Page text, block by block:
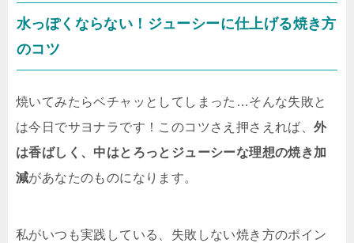
水っぽくならない！ジューシーに仕上げる焼き方
のコツ
焼いてみたらベチャッとしてしまった…そんな失敗と
は今日でサヨナラです！このコツさえ押さえれば、外
は香ばしく、中はとろっとジューシーな理想の焼き加
減があなたのものになります。
私がいつも実践している、失敗しない焼き方のポイン